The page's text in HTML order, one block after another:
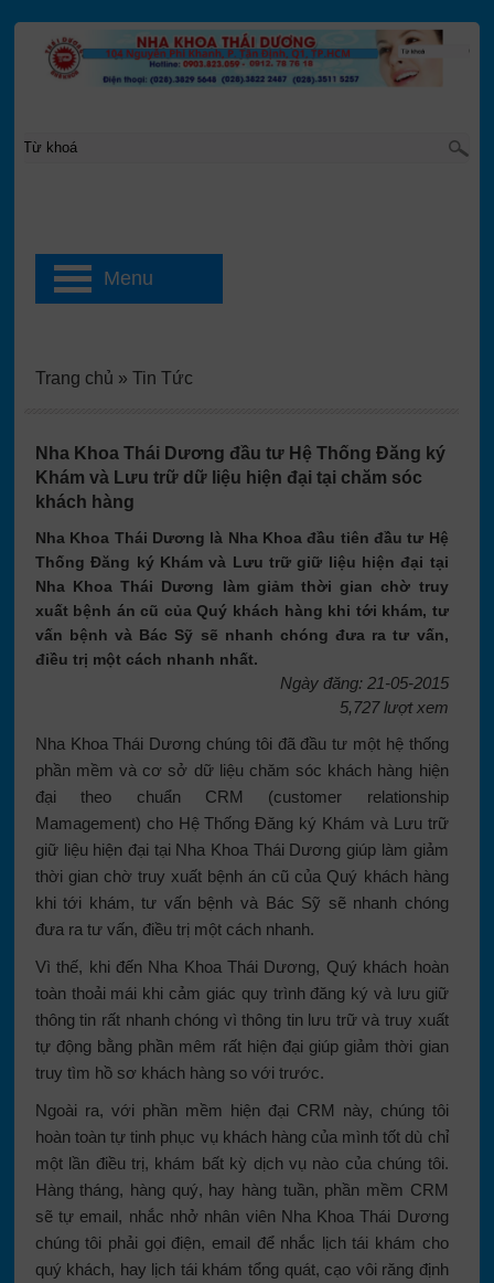
Nha Khoa Thái Dương đầu tư Hệ Thống Đăng ký
Khám và Lưu trữ dữ liệu hiện đại tại chăm sóc
khách hàng
Nha Khoa Thái Dương là Nha Khoa đầu tiên đầu tư Hệ
Thống Đăng ký Khám và Lưu trữ giữ liệu hiện đại tại
Nha Khoa Thái Dương làm giảm thời gian chờ truy
xuất bệnh án cũ của Quý khách hàng khi tới khám, tư
vấn bệnh và Bác Sỹ sẽ nhanh chóng đưa ra tư vấn,
điều trị một cách nhanh nhất.
Ngày đăng: 21-05-2015
5,727 lượt xem
Nha Khoa Thái Dương chúng tôi đã đầu tư một hệ thống
phần mềm và cơ sở dữ liệu chăm sóc khách hàng hiện
đại theo chuẩn CRM (customer relationship
Mamagement) cho Hệ Thống Đăng ký Khám và Lưu trữ
giữ liệu hiện đại tại Nha Khoa Thái Dương giúp làm giảm
thời gian chờ truy xuất bệnh án cũ của Quý khách hàng
khi tới khám, tư vấn bệnh và Bác Sỹ sẽ nhanh chóng
đưa ra tư vấn, điều trị một cách nhanh.
Vì thế, khi đến Nha Khoa Thái Dương, Quý khách hoàn
toàn thoải mái khi cảm giác quy trình đăng ký và lưu giữ
thông tin rất nhanh chóng vì thông tin lưu trữ và truy xuất
tự động bằng phần mêm rất hiện đại giúp giảm thời gian
truy tìm hồ sơ khách hàng so với trước.
Ngoài ra, với phần mềm hiện đại CRM này, chúng tôi
hoàn toàn tự tinh phục vụ khách hàng của mình tốt dù chỉ
một lần điều trị, khám bất kỳ dịch vụ nào của chúng tôi.
Hàng tháng, hàng quý, hay hàng tuần, phần mềm CRM
sẽ tự email, nhắc nhở nhân viên Nha Khoa Thái Dương
chúng tôi phải gọi điện, email để nhắc lịch tái khám cho
quý khách, hay lịch tái khám tổng quát, cạo vôi răng định
Trang chủ » Tin Tức
Menu